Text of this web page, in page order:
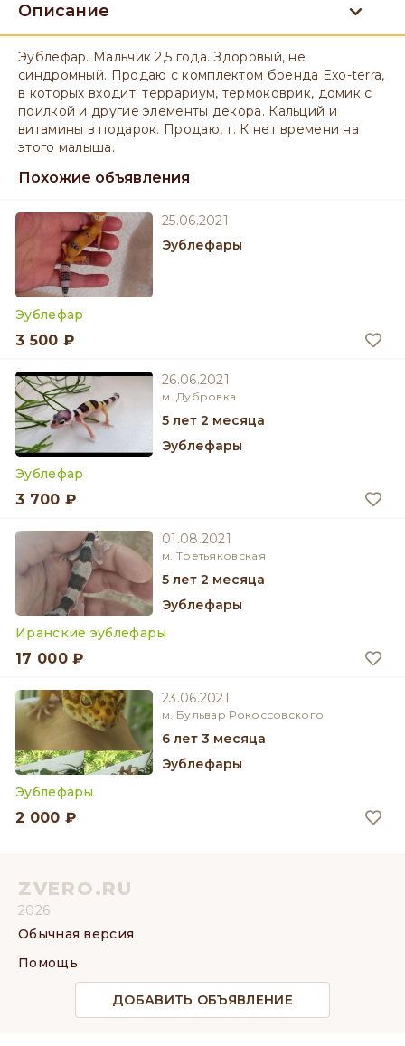
Описание
Эублефар. Мальчик 2,5 года. Здоровый, не
синдромный. Продаю с комплектом бренда Exo-terra,
в которых входит: террариум, термоковрик, домик с
поилкой и другие элементы декора. Кальций и
витамины в подарок. Продаю, т. К нет времени на
этого малыша.
Похожие объявления
25.06.2021
Эублефары
Эублефар
3 500 ₽
26.06.2021
м. Дубровка
5 лет 2 месяца
Эублефары
Эублефар
3 700 ₽
01.08.2021
м. Третьяковская
5 лет 2 месяца
Эублефары
Иранские эублефары
17 000 ₽
23.06.2021
м. Бульвар Рокоссовского
6 лет 3 месяца
Эублефары
Эублефары
2 000 ₽
ZVERO.RU
2026
Обычная версия
Помощь
ДОБАВИТЬ ОБЪЯВЛЕНИЕ